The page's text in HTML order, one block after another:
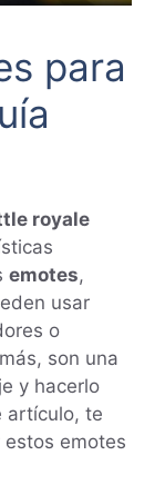
para
royale
emotes,
usar
o
son una
y hacerlo
artículo, te
emotes